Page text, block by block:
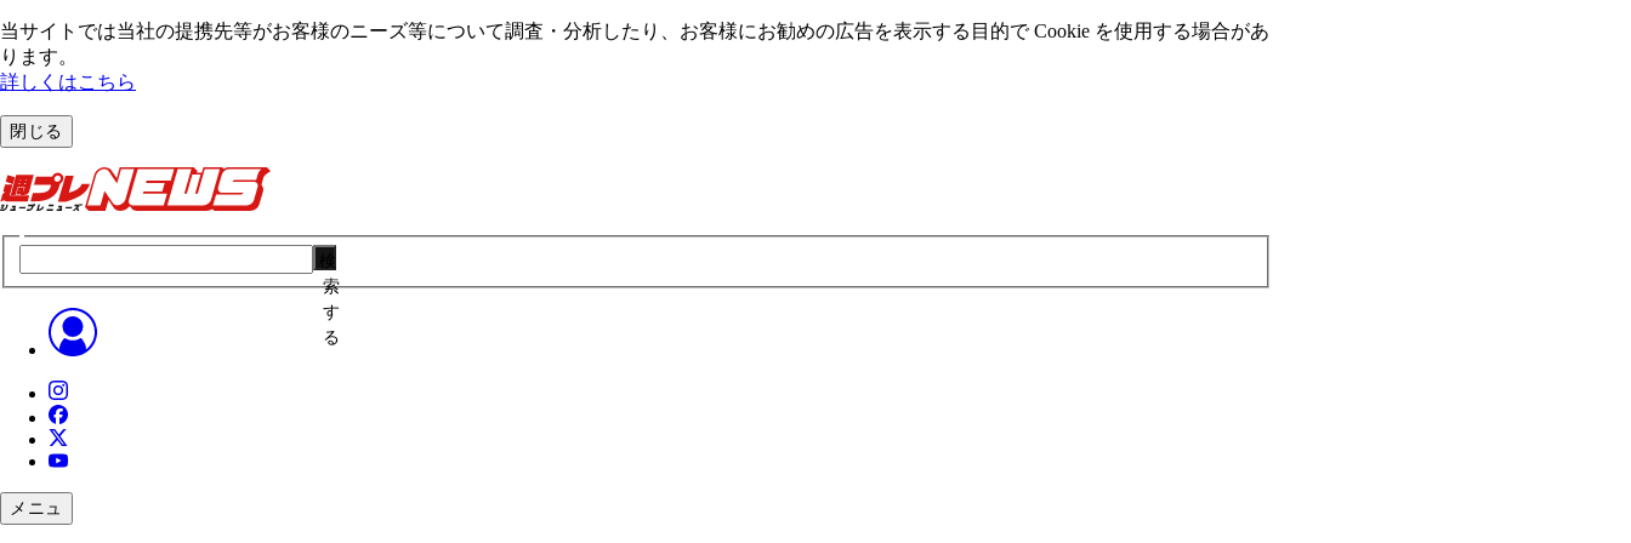
当サイトでは当社の提携先等がお客様のニーズ等について調査・分析したり、お客様にお勧めの広告を表⽰する⽬的で Cookie を使⽤する場合があ
ります。
詳しくはこちら
閉じる
索
す
る
メニュ